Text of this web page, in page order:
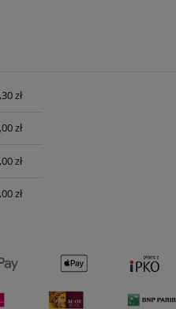
zł
zł
zł
zł